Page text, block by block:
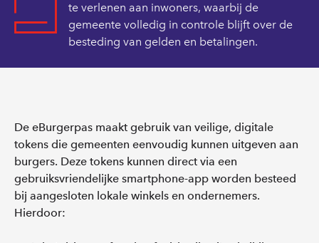
te verlenen aan inwoners, waarbij de
gemeente volledig in controle blijft over de
besteding van gelden en betalingen.
De eBurgerpas maakt gebruik van veilige, digitale
tokens die gemeenten eenvoudig kunnen uitgeven aan
burgers. Deze tokens kunnen direct via een
gebruiksvriendelijke smartphone-app worden besteed
bij aangesloten lokale winkels en ondernemers.
Hierdoor: